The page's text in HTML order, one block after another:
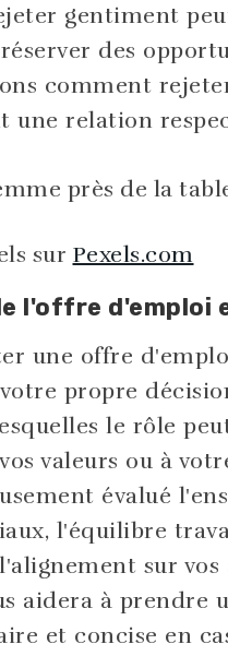
gentiment
des
comment
une relation
sur Pexels.com
l'offre d'emploi
une offre
propre
le rôle
valeurs ou à
évalué
l'équilibre
sur
aidera à prendre
et concise en